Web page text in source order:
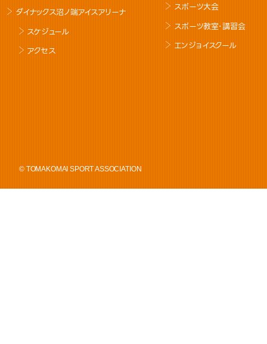
ダイナックス沼ノ端アイスアリーナ
スケジュール
アクセス
スポーツ大会
スポーツ教室･講習会
エンジョイスクール
© TOMAKOMAI SPORT ASSOCIATION